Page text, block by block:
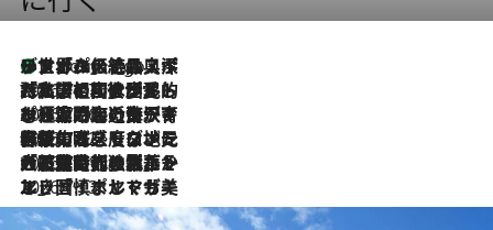
2 Hours Ago
リスボンの絶品スイーツ「パステル・デ・ナタ」とは？ポルトガル伝統の奥深い世界へ
2026.7.27
「私の祖国はポルトガル語です」国民的詩人フェルナンド・ペソアと、彼が愛した文学の街を歩く
2026.7.26
ポルトガル近海が育む極上の海の幸。キリリと冷えた白ワインと愉しむ、シーフード専門店の贅沢
2026.7.22
伝統の味をモダンに昇華。高感度な地元客が集う、リスボンの最旬ガストロノミー
2026.7.21
大航海時代の栄華から、震災、独裁、そして革命へ。ポルトガル・首都リスボンの石畳に刻まれた「歴史の光と影」
2026.7.13
エッセイ・ヤマザキマリ「慎ましくも美しき国 ポルトガル」